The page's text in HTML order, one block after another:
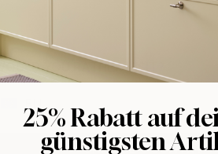
WOULD YOU RATHER VISIT?
CHANGE COUNTRY
25% Rabatt auf
günstigsten